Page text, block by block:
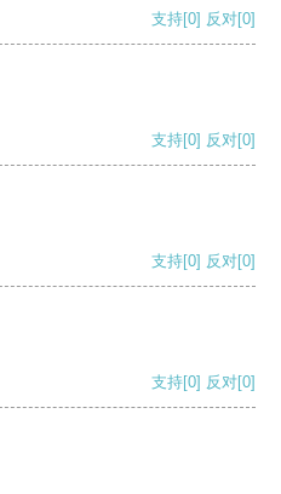
支持[0] 反对[0]
支持[0] 反对[0]
支持[0] 反对[0]
支持[0] 反对[0]